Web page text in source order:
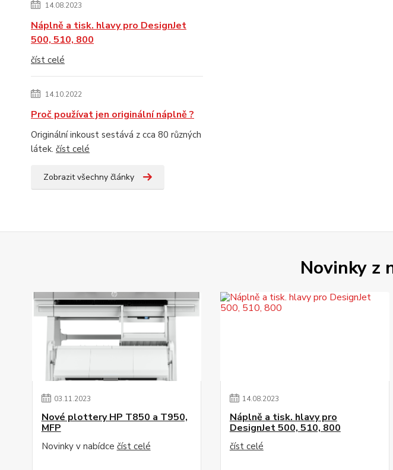
14.08.2023
Náplně a tisk. hlavy pro DesignJet
500, 510, 800
číst celé
14.10.2022
Proč používat jen originální náplně ?
Originální inkoust sestává z cca 80 různých
látek. číst celé
Zobrazit všechny články
Novinky z
03.11.2023
Nové plottery HP T850 a T950,
MFP
Novinky v nabídce číst celé
14.08.2023
Náplně a tisk. hlavy pro
DesignJet 500, 510, 800
číst celé